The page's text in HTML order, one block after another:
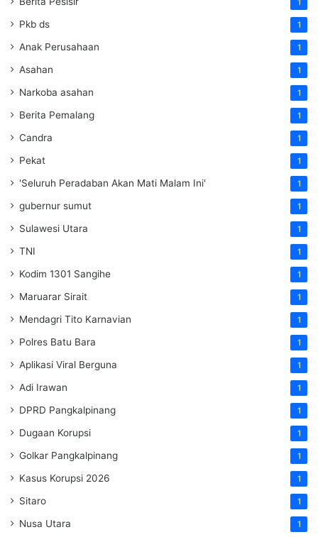
1
Pkb ds 1
Anak Perusahaan 1
Asahan 1
Narkoba asahan 1
Berita Pemalang 1
Candra 1
Pekat 1
'Seluruh Peradaban Akan Mati Malam Ini' 1
gubernur sumut 1
Sulawesi Utara 1
TNI 1
Kodim 1301 Sangihe 1
Maruarar Sirait 1
Mendagri Tito Karnavian 1
Polres Batu Bara 1
Aplikasi Viral Berguna 1
Adi Irawan 1
DPRD Pangkalpinang 1
Dugaan Korupsi 1
Golkar Pangkalpinang 1
Kasus Korupsi 2026 1
Sitaro 1
Nusa Utara 1